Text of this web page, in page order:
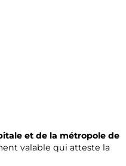
et de la métropole de
valable qui atteste la